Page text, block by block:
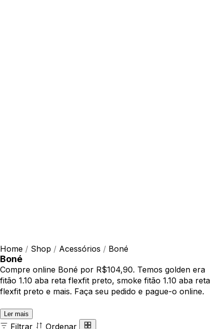
Home / Shop / Acessórios / Boné
Boné
Compre online Boné por R$104,90. Temos golden era
fitão 1.10 aba reta flexfit preto, smoke fitão 1.10 aba reta
flexfit preto e mais. Faça seu pedido e pague-o online.
Ler mais
Filtrar
Ordenar